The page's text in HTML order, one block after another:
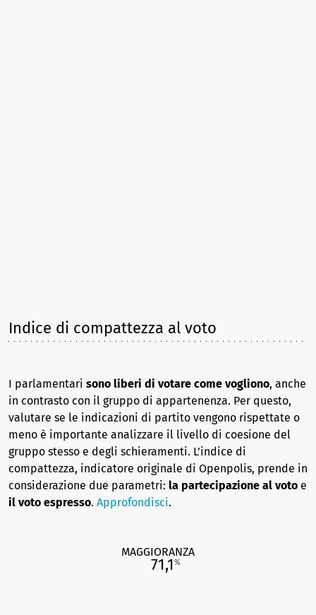
Indice di compattezza al voto
I parlamentari sono liberi di votare come vogliono, anche
in contrasto con il gruppo di appartenenza. Per questo,
valutare se le indicazioni di partito vengono rispettate o
meno è importante analizzare il livello di coesione del
gruppo stesso e degli schieramenti. L’indice di
compattezza, indicatore originale di Openpolis, prende in
considerazione due parametri: la partecipazione al voto e
il voto espresso. Approfondisci.
MAGGIORANZA
71,1%